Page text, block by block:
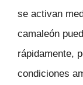
se activan
camaleón
rápidamente,
condiciones